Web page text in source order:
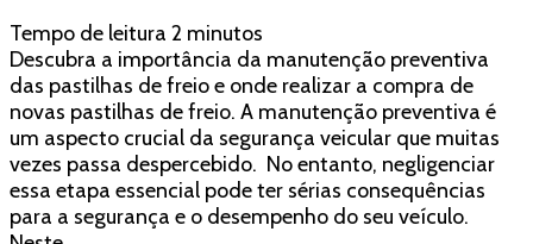
importância
da
manutenção
preventiva
das
pastilhas
freio?
Tempo de leitura 2 minutos
Descubra a importância da manutenção preventiva
das pastilhas de freio e onde realizar a compra de
novas pastilhas de freio. A manutenção preventiva é
um aspecto crucial da segurança veicular que muitas
vezes passa despercebido. No entanto, negligenciar
essa etapa essencial pode ter sérias consequências
para a segurança e o desempenho do seu veículo.